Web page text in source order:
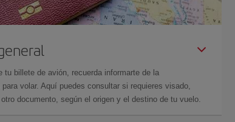
tu billete de avión, recuerda informarte de la
volar. Aquí puedes consultar si requieres visado,
documento, según el origen y el destino de tu vuelo.